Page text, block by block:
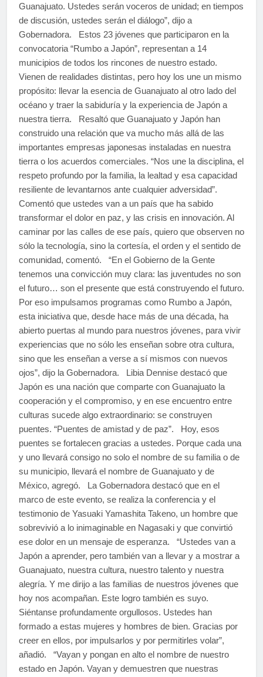
Guanajuato. Ustedes serán voceros de unidad; en tiempos
de discusión, ustedes serán el diálogo”, dijo a
Gobernadora. Estos 23 jóvenes que participaron en la
convocatoria “Rumbo a Japón”, representan a 14
municipios de todos los rincones de nuestro estado.
Vienen de realidades distintas, pero hoy los une un mismo
propósito: llevar la esencia de Guanajuato al otro lado del
océano y traer la sabiduría y la experiencia de Japón a
nuestra tierra. Resaltó que Guanajuato y Japón han
construido una relación que va mucho más allá de las
importantes empresas japonesas instaladas en nuestra
tierra o los acuerdos comerciales. “Nos une la disciplina, el
respeto profundo por la familia, la lealtad y esa capacidad
resiliente de levantarnos ante cualquier adversidad”.
Comentó que ustedes van a un país que ha sabido
transformar el dolor en paz, y las crisis en innovación. Al
caminar por las calles de ese país, quiero que observen no
sólo la tecnología, sino la cortesía, el orden y el sentido de
comunidad, comentó. “En el Gobierno de la Gente
tenemos una convicción muy clara: las juventudes no son
el futuro… son el presente que está construyendo el futuro.
Por eso impulsamos programas como Rumbo a Japón,
esta iniciativa que, desde hace más de una década, ha
abierto puertas al mundo para nuestros jóvenes, para vivir
experiencias que no sólo les enseñan sobre otra cultura,
sino que les enseñan a verse a sí mismos con nuevos
ojos”, dijo la Gobernadora. Libia Dennise destacó que
Japón es una nación que comparte con Guanajuato la
cooperación y el compromiso, y en ese encuentro entre
culturas sucede algo extraordinario: se construyen
puentes. “Puentes de amistad y de paz”. Hoy, esos
puentes se fortalecen gracias a ustedes. Porque cada una
y uno llevará consigo no solo el nombre de su familia o de
su municipio, llevará el nombre de Guanajuato y de
México, agregó. La Gobernadora destacó que en el
marco de este evento, se realiza la conferencia y el
testimonio de Yasuaki Yamashita Takeno, un hombre que
sobrevivió a lo inimaginable en Nagasaki y que convirtió
ese dolor en un mensaje de esperanza. “Ustedes van a
Japón a aprender, pero también van a llevar y a mostrar a
Guanajuato, nuestra cultura, nuestro talento y nuestra
alegría. Y me dirijo a las familias de nuestros jóvenes que
hoy nos acompañan. Este logro también es suyo.
Siéntanse profundamente orgullosos. Ustedes han
formado a estas mujeres y hombres de bien. Gracias por
creer en ellos, por impulsarlos y por permitirles volar”,
añadió. “Vayan y pongan en alto el nombre de nuestro
estado en Japón. Vayan y demuestren que nuestras